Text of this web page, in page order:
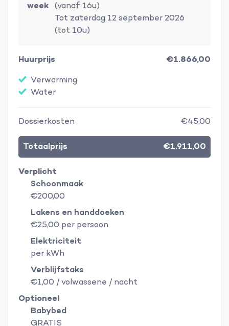
week (vanaf 16u)
Tot zaterdag 12 september 2026
(tot 10u)
Huurprijs
€1.866,00
Verwarming
Water
Dossierkosten €45,00
Totaalprijs €1.911,00
Verplicht
Schoonmaak
€200,00
Lakens en handdoeken
€25,00 per persoon
Elektriciteit
per kWh
Verblijfstaks
€1,00 / volwassene / nacht
Optioneel
Babybed
GRATIS